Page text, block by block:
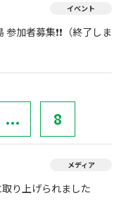
イベント
加者募集❗❗（終了しま
... 8
メディア
り上げられました